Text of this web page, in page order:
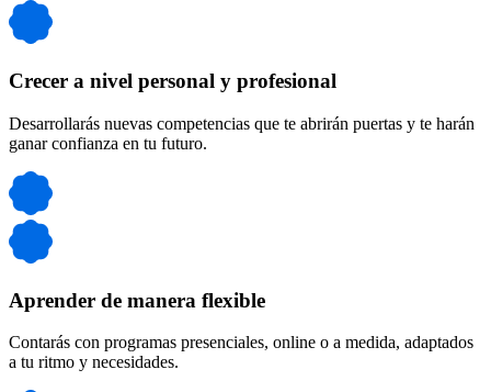
Crecer a nivel personal y profesional
Desarrollarás nuevas competencias que te abrirán puertas y te harán
ganar confianza en tu futuro.
Aprender de manera flexible
Contarás con programas presenciales, online o a medida, adaptados
a tu ritmo y necesidades.